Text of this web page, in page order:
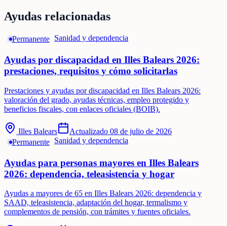
Ayudas relacionadas
Permanente Sanidad y dependencia
Ayudas por discapacidad en Illes Balears 2026:
prestaciones, requisitos y cómo solicitarlas
Prestaciones y ayudas por discapacidad en Illes Balears 2026:
valoración del grado, ayudas técnicas, empleo protegido y
beneficios fiscales, con enlaces oficiales (BOIB).
Illes Balears Actualizado 08 de julio de 2026
Permanente
Sanidad y dependencia
Ayudas para personas mayores en Illes Balears
2026: dependencia, teleasistencia y hogar
Ayudas a mayores de 65 en Illes Balears 2026: dependencia y
SAAD, teleasistencia, adaptación del hogar, termalismo y
complementos de pensión, con trámites y fuentes oficiales.